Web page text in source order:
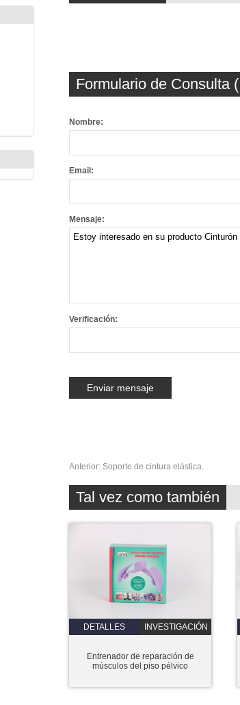
Formulario de Consulta
Nombre:
Email:
Mensaje:
Verificación:
Anterior: Soporte de cintura elástica.
Tal vez como también
DETALLES INVESTIGACIÓN
Entrenador de reparación de
músculos del piso pélvico